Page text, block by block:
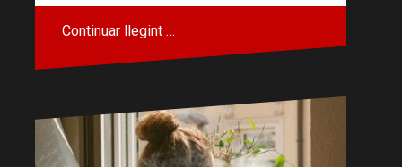
Continuar llegint …